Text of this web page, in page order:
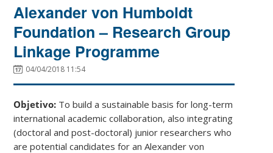
Alexander von Humboldt
Foundation – Research Group
Linkage Programme
04/04/2018 11:54
Objetivo: To build a sustainable basis for long-term
international academic collaboration, also integrating
(doctoral and post-doctoral) junior researchers who
are potential candidates for an Alexander von